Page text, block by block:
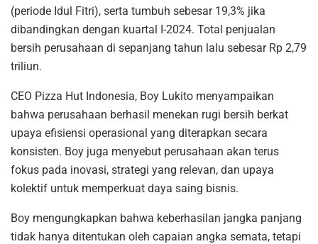
(periode Idul Fitri), serta tumbuh sebesar 19,3% jika
dibandingkan dengan kuartal I-2024. Total penjualan
bersih perusahaan di sepanjang tahun lalu sebesar Rp 2,79
triliun.
CEO Pizza Hut Indonesia, Boy Lukito menyampaikan
bahwa perusahaan berhasil menekan rugi bersih berkat
upaya efisiensi operasional yang diterapkan secara
konsisten. Boy juga menyebut perusahaan akan terus
fokus pada inovasi, strategi yang relevan, dan upaya
kolektif untuk memperkuat daya saing bisnis.
Boy mengungkapkan bahwa keberhasilan jangka panjang
tidak hanya ditentukan oleh capaian angka semata, tetapi